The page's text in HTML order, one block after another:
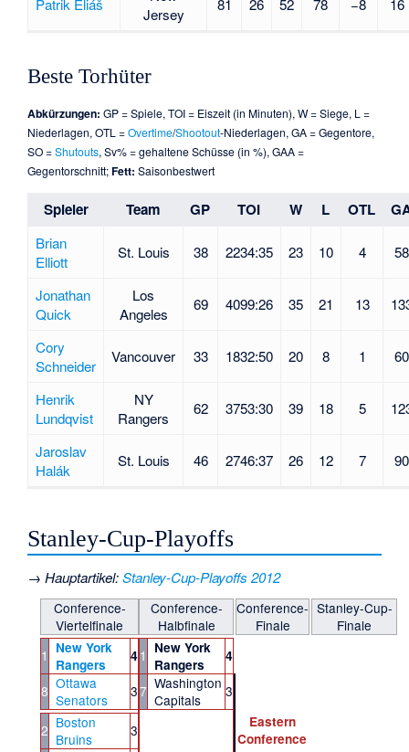
Patrik Eliáš
Jersey
81 26 52 78 −8 16
Beste Torhüter
Abkürzungen: GP = Spiele, TOI = Eiszeit (in Minuten), W = Siege, L =
Niederlagen, OTL =Overtime/Shootout-Niederlagen, GA = Gegentore,
SO =Shutouts, Sv% = gehaltene Schüsse (in %), GAA =
Gegentorschnitt;Fett: Saisonbestwert
Spieler Team GP TOI W L OTL
Brian
Elliott
St. Louis 38 2234:35 23 10 4 58
Jonathan
Quick
Los
Angeles
69 4099:26 35 21 13
Cory
Schneider
Vancouver 33 1832:50 20 8 1 60
Henrik
Lundqvist
NY
Rangers
62 3753:30 39 18 5
Jaroslav
Halák
St. Louis 46 2746:37 26 12 7 90
Stanley-Cup-Playoffs
→Hauptartikel:Stanley-Cup-Playoffs 2012
Conference-
Viertelfinale
Conference-
Halbfinale
Conference-
Finale
Stanley-Cup-
Finale
1
New York
Rangers
41
New York
Rangers
4
8 Ottawa
Senators
37 Washington
Capitals
3
2 Boston
Bruins
3
Eastern
Conference